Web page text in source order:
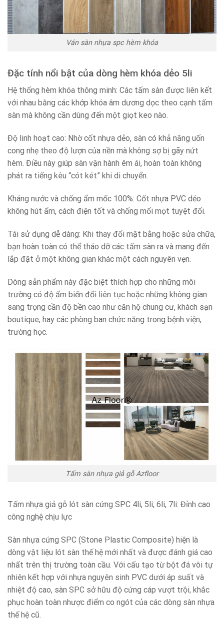
Ván sàn nhựa spc hèm khóa
Đặc tính nổi bật của dòng hèm khóa dẻo 5li
Hệ thống hèm khóa thông minh: Các tấm sàn được liên kết
với nhau bằng các khớp khóa âm dương dọc theo cạnh tấm
sàn mà không cần dùng đến một giọt keo nào.
Độ linh hoạt cao: Nhờ cốt nhựa dẻo, sàn có khả năng uốn
cong nhẹ theo độ lượn của nền mà không sợ bị gãy nứt
hèm. Điều này giúp sàn vận hành êm ái, hoàn toàn không
phát ra tiếng kêu “cót két” khi di chuyển.
Kháng nước và chống ẩm mốc 100%: Cốt nhựa PVC dẻo
không hút ẩm, cách điện tốt và chống mối mọt tuyệt đối.
Tái sử dụng dễ dàng: Khi thay đổi mặt bằng hoặc sửa chữa,
bạn hoàn toàn có thể tháo dỡ các tấm sàn ra và mang đến
lắp đặt ở một không gian khác một cách nguyên vẹn.
Dòng sản phẩm này đặc biệt thích hợp cho những môi
trường có độ ẩm biến đổi liên tục hoặc những không gian
sang trọng cần độ bền cao như căn hộ chung cư, khách sạn
boutique, hay các phòng ban chức năng trong bệnh viện,
trường học.
Tấm sàn nhựa giả gỗ Azfloor
Tấm nhựa giả gỗ lót sàn cứng SPC 4li, 5li, 6li, 7li: Đỉnh cao
công nghệ chịu lực
Sàn nhựa cứng SPC (Stone Plastic Composite) hiện là
dòng vật liệu lót sàn thế hệ mới nhất và được đánh giá cao
nhất trên thị trường toàn cầu. Với cấu tạo từ bột đá vôi tự
nhiên kết hợp với nhựa nguyên sinh PVC dưới áp suất và
nhiệt độ cao, sàn SPC sở hữu độ cứng cáp vượt trội, khắc
phục hoàn toàn nhược điểm co ngót của các dòng sàn nhựa
thế hệ cũ.